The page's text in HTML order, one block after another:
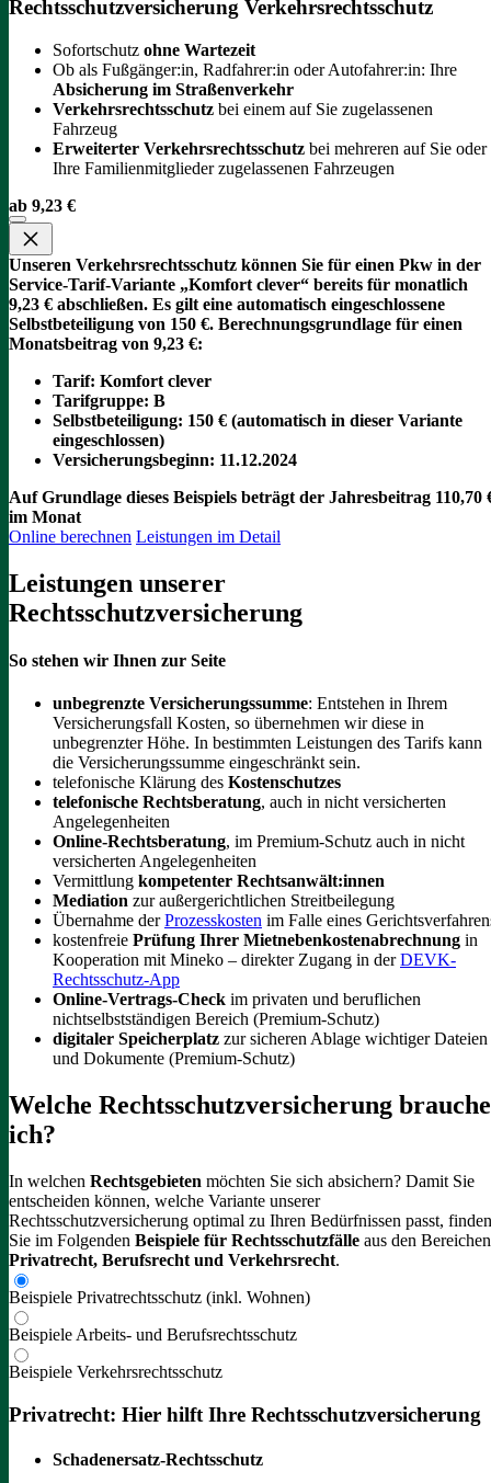
Rechtsschutzversicherung Verkehrsrechtsschutz
Sofortschutz ohne Wartezeit
Ob als Fußgänger:in, Radfahrer:in oder Autofahrer:in: Ihre
Absicherung im Straßenverkehr
Verkehrsrechtsschutz bei einem auf Sie zugelassenen
Fahrzeug
Erweiterter Verkehrsrechtsschutz bei mehreren auf Sie oder
Ihre Familienmitglieder zugelassenen Fahrzeugen
ab 9,23 €
Unseren Verkehrsrechtsschutz können Sie für einen Pkw in der
Service-Tarif-Variante „Komfort clever“ bereits für monatlich
9,23 € abschließen. Es gilt eine automatisch eingeschlossene
Selbstbeteiligung von 150 €. Berechnungsgrundlage für einen
Monatsbeitrag von 9,23 €:
Tarif: Komfort clever
Tarifgruppe: B
Selbstbeteiligung: 150 € (automatisch in dieser Variante
eingeschlossen)
Versicherungsbeginn: 11.12.2024
Auf Grundlage dieses Beispiels beträgt der Jahresbeitrag 110,70
im Monat
Online berechnen Leistungen im Detail
Leistungen unserer
Rechtsschutzversicherung
So stehen wir Ihnen zur Seite
unbegrenzte Versicherungssumme: Entstehen in Ihrem
Versicherungsfall Kosten, so übernehmen wir diese in
unbegrenzter Höhe. In bestimmten Leistungen des Tarifs kann
die Versicherungssumme eingeschränkt sein.
telefonische Klärung des Kostenschutzes
telefonische Rechtsberatung, auch in nicht versicherten
Angelegenheiten
Online-Rechtsberatung, im Premium-Schutz auch in nicht
versicherten Angelegenheiten
Vermittlung kompetenter Rechtsanwält:innen
Mediation zur außergerichtlichen Streitbeilegung
Übernahme derProzesskosten im Falle eines
kostenfreie Prüfung Ihrer Mietnebenkostenabrechnung in
Kooperation mit Mineko – direkter Zugang in derDEVK-
Rechtsschutz-App
Online-Vertrags-Check im privaten und beruflichen
nichtselbstständigen Bereich (Premium-Schutz)
digitaler Speicherplatz zur sicheren Ablage wichtiger Dateien
und Dokumente (Premium-Schutz)
Welche Rechtsschutzversicherung brauche
ich?
In welchen Rechtsgebieten möchten Sie sich absichern? Damit Sie
entscheiden können, welche Variante unserer
Rechtsschutzversicherung optimal zu Ihren Bedürfnissen passt, finden
Sie im Folgenden Beispiele für Rechtsschutzfälle aus den Bereichen
Privatrecht, Berufsrecht und Verkehrsrecht.
Beispiele Privatrechtsschutz (inkl. Wohnen)
Beispiele Arbeits- und Berufsrechtsschutz
Beispiele Verkehrsrechtsschutz
Privatrecht: Hier hilft Ihre Rechtsschutzversicherung
Schadenersatz-Rechtsschutz